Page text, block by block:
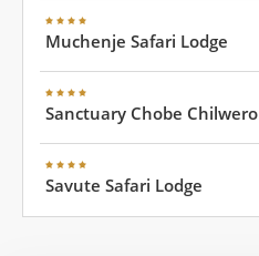
Muchenje Safari Lodge
Sanctuary Chobe Chilwero
Savute Safari Lodge